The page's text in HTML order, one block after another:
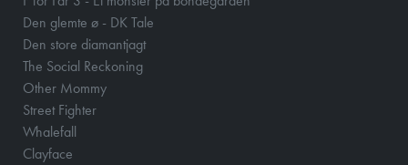
Den glemte ø - DK Tale
Den store diamantjagt
The Social Reckoning
Other Mommy
Street Fighter
Whalefall
Clayface